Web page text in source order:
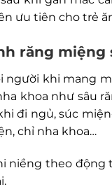
ưu tiên cho trẻ
răng
người khi mang
khoa như sâu
đi ngủ, súc
chỉ nha khoa…
niềng theo